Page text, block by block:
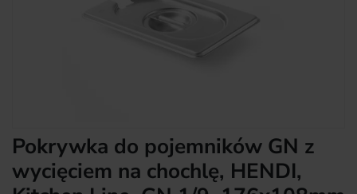
Pokrywka do pojemników GN z
wycięciem na chochlę, HENDI,